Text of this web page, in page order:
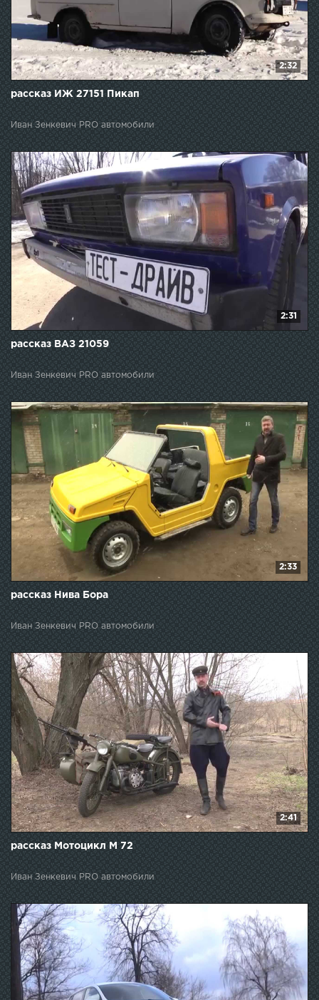
2:32
рассказ ИЖ 27151 Пикап
Иван Зенкевич PRO автомобили
2:31
рассказ ВАЗ 21059
Иван Зенкевич PRO автомобили
2:33
рассказ Нива Бора
Иван Зенкевич PRO автомобили
2:41
рассказ Мотоцикл М 72
Иван Зенкевич PRO автомобили